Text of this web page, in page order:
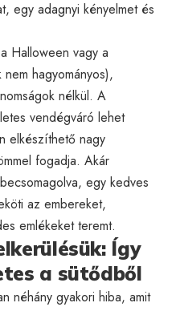
egy adagnyi kényelmet és
Halloween vagy a
hagyományos),
nélkül. A
vendégváró lehet
elkészíthető nagy
fogadja. Akár
egy kedves
az embereket,
emlékeket teremt.
Így
a sütődből
néhány gyakori hiba, amit